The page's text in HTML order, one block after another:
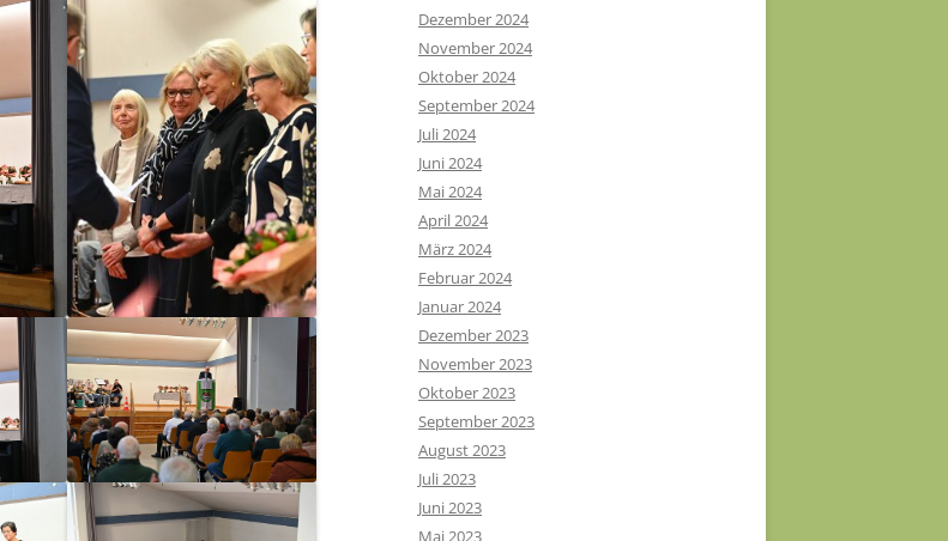
Dezember 2024
November 2024
Oktober 2024
September 2024
Juli 2024
Juni 2024
Mai 2024
April 2024
März 2024
Februar 2024
Januar 2024
Dezember 2023
November 2023
Oktober 2023
September 2023
August 2023
Juli 2023
Juni 2023
Mai 2023